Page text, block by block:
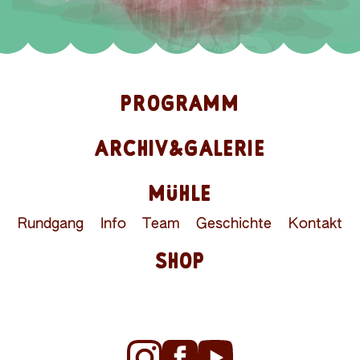
PROGRAMM
ARCHIV&GALERIE
MÜHLE
Rundgang Info Team Geschichte Kontakt
SHOP